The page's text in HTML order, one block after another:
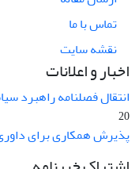
تماس با ما
نقشه سایت
اخبار و اعلانات
انتقال فصلنامه راهبرد
20
پذیرش همکاری برای